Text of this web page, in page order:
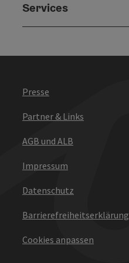
Services
Presse
Partner & Links
AGB und ALB
Impressum
Datenschutz
Barrierefreiheitserklärung
Cookies anpassen